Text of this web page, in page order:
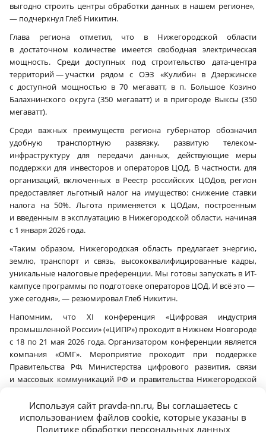
выгодно строить центры обработки данных в нашем регионе»,
— подчеркнул Глеб Никитин.
Глава региона отметил, что в Нижегородской области
в достаточном количестве имеется свободная электрическая
мощность. Среди доступных под строительство дата-центра
территорий — участки рядом с ОЭЗ «Кулибин в Дзержинске
с доступной мощностью в 70 мегаватт, в п. Большое Козино
Балахнинского округа (350 мегаватт) и в пригороде Выксы (350
мегаватт).
Среди важных преимуществ региона губернатор обозначил
удобную транспортную развязку, развитую телеком-
инфраструктуру для передачи данных, действующие меры
поддержки для инвесторов и операторов ЦОД. В частности, для
организаций, включенных в Реестр российских ЦОДов, регион
предоставляет льготный налог на имущество: снижение ставки
налога на 50%. Льгота применяется к ЦОДам, построенным
и введенным в эксплуатацию в Нижегородской области, начиная
с 1 января 2026 года.
«Таким образом, Нижегородская область предлагает энергию,
землю, транспорт и связь, высококвалифицированные кадры,
уникальные налоговые преференции. Мы готовы запускать в ИТ-
кампусе программы по подготовке операторов ЦОД. И всё это —
уже сегодня», — резюмировал Глеб Никитин.
Напомним, что XI конференция «Цифровая индустрия
промышленной России» («ЦИПР») проходит в Нижнем Новгороде
с 18 по 21 мая 2026 года. Организатором конференции является
компания «ОМГ». Мероприятие проходит при поддержке
Правительства РФ, Министерства цифрового развития, связи
и массовых коммуникаций РФ и правительства Нижегородской
Организация профильных ИТ-конференций и выставок отвечает
задачам нацпроекта «Экономика данных и цифровая
Используя сайт pravda-nn.ru, Вы соглашаетесь с
использованием файлов cookie, которые указаны в
Политике обработки персональных данных